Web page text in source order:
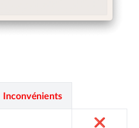
Inconvénients
❌